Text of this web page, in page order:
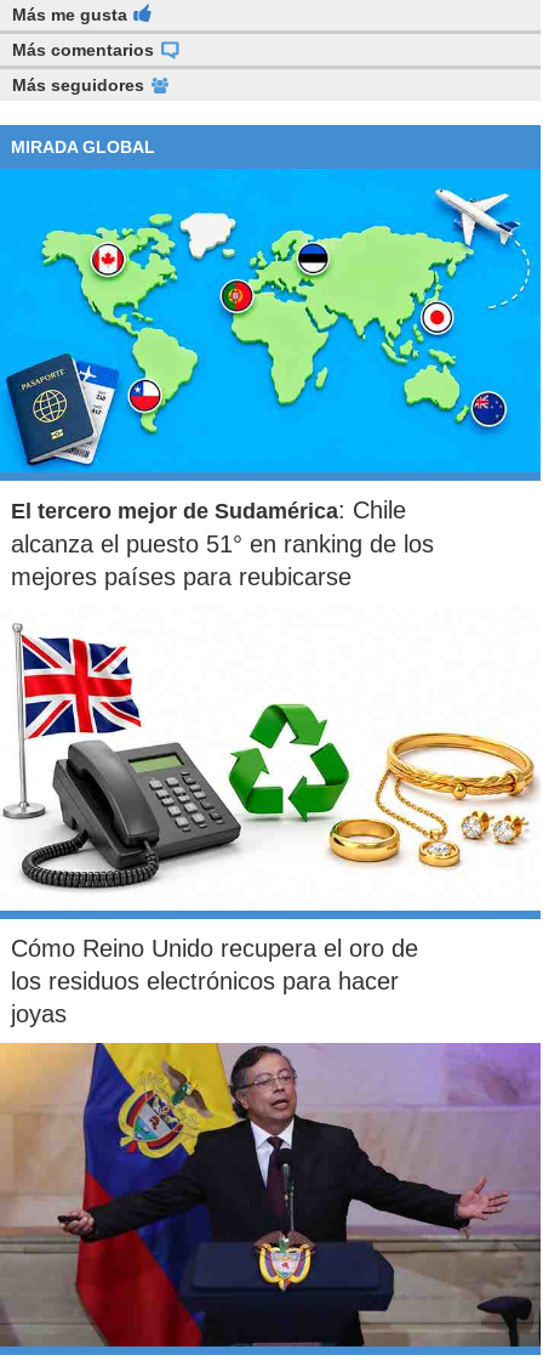
Más me gusta
Más comentarios
Más seguidores
MIRADA GLOBAL
El tercero mejor de Sudamérica: Chile
alcanza el puesto 51° en ranking de los
mejores países para reubicarse
Cómo Reino Unido recupera el oro de
los residuos electrónicos para hacer
joyas